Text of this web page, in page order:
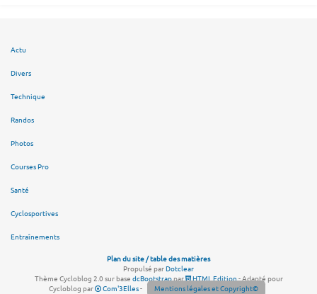
Actu
Divers
Technique
Randos
Photos
Courses Pro
Santé
Cyclosportives
Entraînements
Plan du site / table des matières
Propulsé parDotclear
Thème Cycloblog 2.0 sur base dcBootstrappar HTML Edition- Adapté pour
Cycloblog par
Com'3Elles- Mentions légales et Copyright©